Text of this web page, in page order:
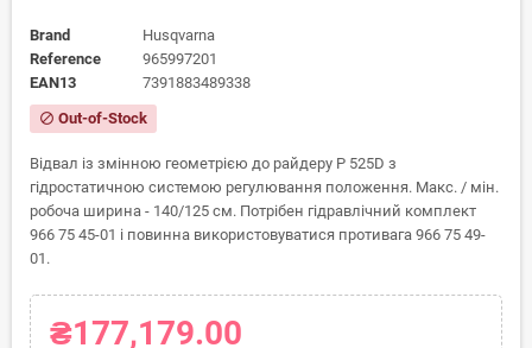
Brand
Husqvarna
Reference
965997201
EAN13
7391883489338
block Out-of-Stock
Відвал із змінною геометрією до райдеру P 525D з
гідростатичною системою регулювання положення. Макс. / мін.
робоча ширина - 140/125 см. Потрібен гідравлічний комплект
966 75 45-01 і повинна використовуватися противага 966 75 49-
01.
₴177,179.00